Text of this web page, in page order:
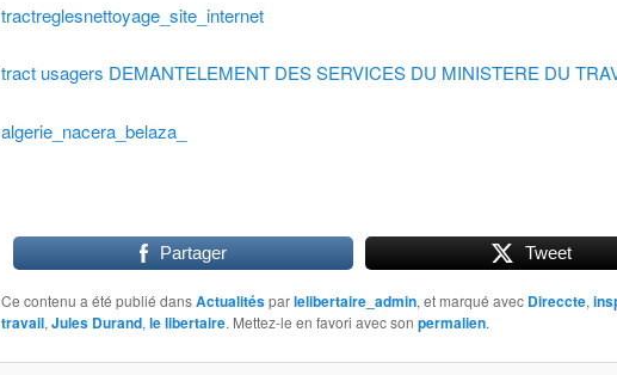
tractreglesnettoyage_site_internet
tract usagers DEMANTELEMENT DES SERVICES DU MINISTERE DU
algerie_nacera_belaza_
Partager Tweet
Ce contenu a été publié dansActualitésparlelibertaire_admin, et marqué avec Direccte,
travail, Jules Durand, le libertaire. Mettez-le en favori avec son permalien.